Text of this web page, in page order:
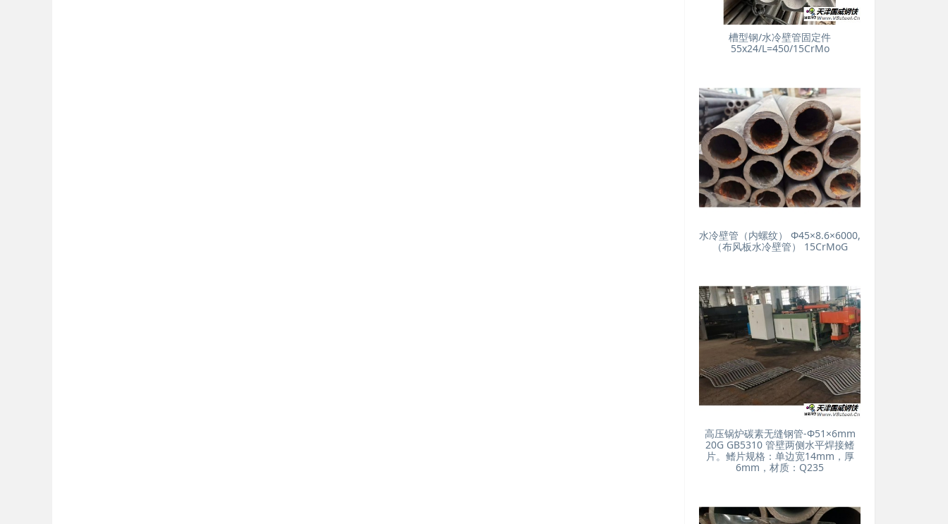
槽型钢/水冷壁管固定件
55x24/L=450/15CrMo
水冷壁管（内螺纹） Φ45×8.6×6000,
（布风板水冷壁管） 15CrMoG
高压锅炉碳素无缝钢管-Φ51×6mm
20G GB5310 管壁两侧水平焊接鳍
片。鳍片规格：单边宽14mm，厚
6mm，材质：Q235